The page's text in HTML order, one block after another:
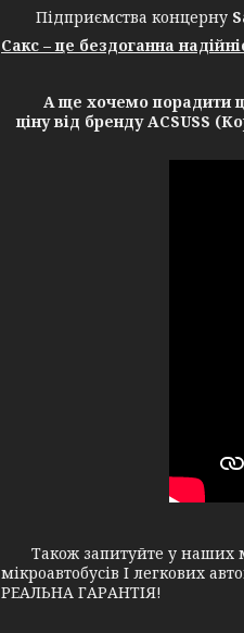
Підприємства концерну
Сакс – це бездоганна
А ще хочемо порадити цю
ціну від бренду ACSUSS
Також запитуйте у наших
мікроавтобусів І легкових
РЕАЛЬНА ГАРАНТІЯ!